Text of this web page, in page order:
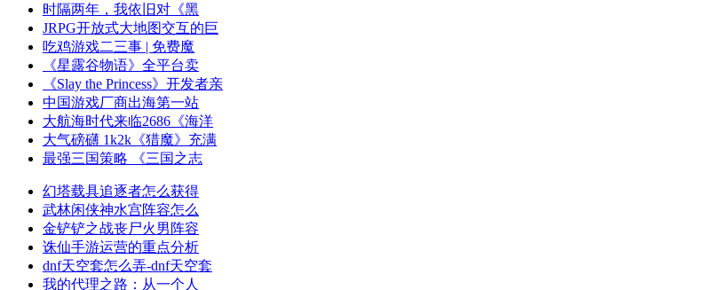
时隔两年，我依旧对《黑
JRPG开放式大地图交互的巨
吃鸡游戏二三事 | 免费魔
《星露谷物语》全平台卖
《Slay the Princess》开发者亲
中国游戏厂商出海第一站
大航海时代来临2686《海洋
大气磅礴 1k2k《猎魔》充满
最强三国策略 《三国之志
幻塔载具追逐者怎么获得
武林闲侠神水宫阵容怎么
金铲铲之战丧尸火男阵容
诛仙手游运营的重点分析
dnf天空套怎么弄-dnf天空套
我的代理之路：从一个人